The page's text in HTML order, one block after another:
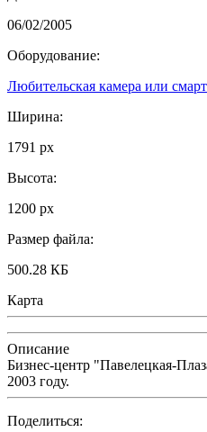
06/02/2005
Оборудование:
Любительская камера или
Ширина:
1791 px
Высота:
1200 px
Размер файла:
500.28 КБ
Карта
Описание
Бизнес-центр "Павелецкая-
2003 году.
Поделиться: